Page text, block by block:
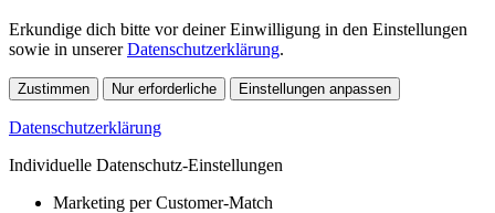
Erkundige dich bitte vor deiner Einwilligung in den Einstellungen
sowie in unsererDatenschutzerklärung.
Zustimmen Nur erforderliche Einstellungen anpassen
Datenschutzerklärung
Individuelle Datenschutz-Einstellungen
Marketing per Customer-Match